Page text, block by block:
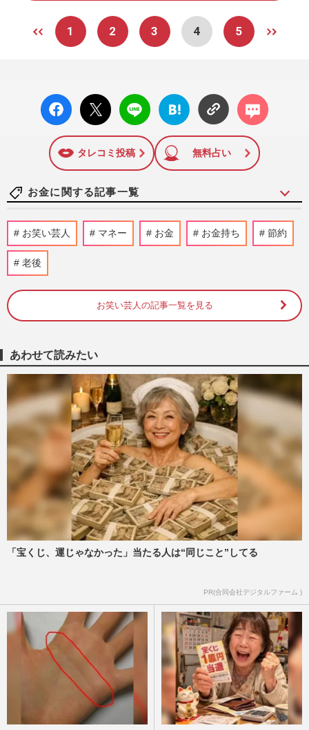
1 2 3 4 5
facebo
ok い
X ポス
ト
LINE
はてな
ブック
に追加
コメン
ト
タレコミ投稿 無料占い
お金に関する記事一覧
「第108回全国高校野球選手権大会」開幕
も巨人・田中将大は「ドームじゃダメな
《生活費が浮く優待株14選》年間20万〜
30万円おトクに! 200銘柄保有の“達人主
週刊女性2026年8月11日号
《預金金利0.5%超も続々》プロが教える
「いつの間にか損」を防ぐ銀行選びと、“3
つの目的別口座”
週刊女性2026年8月11日号 2026/8/1
1.5億円脱税で有罪判決のインフルエンサ
ー・宮崎麗果、執行猶予付きに《甘すぎ》
も背負う、実刑より重い“…
週刊女性PRIME
ポケモン30周年イヤーでコラボバブル「最
お笑い芸人 マネー お金 お金持ち 節約
老後
お笑い芸人の記事一覧を見る
あわせて読みたい
「宝くじ、運じゃなかった」当たる人は“同じこと”してる
PR(合同会社デジタルファーム )